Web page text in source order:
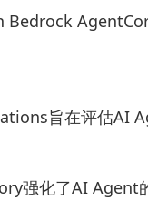
旨在评估AI
强化了AI Agent